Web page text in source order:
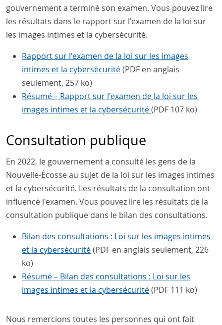
gouvernement a terminé son examen. Vous pouvez lire
les résultats dans le rapport sur l'examen de la loi sur
les images intimes et la cybersécurité.
Rapport sur l'examen de la loi sur les images
intimes et la cybersécurité(PDF en anglais
seulement, 257 ko)
Résumé – Rapport sur l'examen de la loi sur les
images intimes et la cybersécurité(PDF 107 ko)
Consultation publique
En 2022, le gouvernement a consulté les gens de la
Nouvelle-Écosse au sujet de la loi sur les images intimes
et la cybersécurité. Les résultats de la consultation ont
influencé l'examen. Vous pouvez lire les résultats de la
consultation publique dans le bilan des consultations.
Bilan des consultations : Loi sur les images intimes
et la cybersécurité(PDF en anglais seulement, 226
ko)
Résumé – Bilan des consultations : Loi sur les
images intimes et la cybersécurité(PDF 111 ko)
Nous remercions toutes les personnes qui ont fait